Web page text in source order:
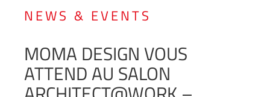
NEWS & EVENTS
MOMA DESIGN VOUS
ATTEND AU SALON